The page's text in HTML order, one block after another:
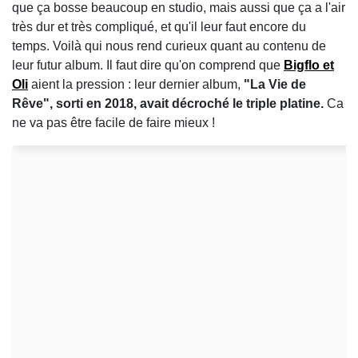
que ça bosse beaucoup en studio, mais aussi que ça a l'air
très dur et très compliqué, et qu'il leur faut encore du
temps. Voilà qui nous rend curieux quant au contenu de
leur futur album. Il faut dire qu'on comprend que Bigflo et
Oli aient la pression : leur dernier album, "La Vie de
Rêve", sorti en 2018, avait décroché le triple platine. Ca
ne va pas être facile de faire mieux !